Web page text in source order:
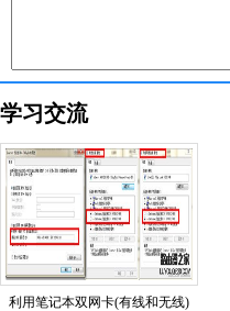
学习交流
利用笔记本双网卡(有线和无线)